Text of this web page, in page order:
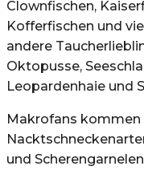
Clownfischen,
Kofferfischen und
andere
Oktopusse,
Leopardenhaie und
Makrofans
und